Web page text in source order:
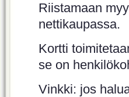
Riistamaan
nettikaupassa.
Kortti
se on
Vinkki: jos